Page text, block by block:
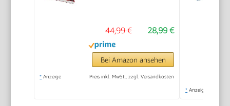
28,99 €
44,99 €
Bei Amazon ansehen
* Anzeige Preis inkl. MwSt., zzgl. Versandkosten
* Anzeige